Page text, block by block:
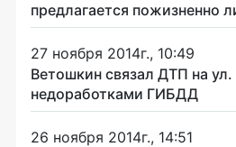
предлагается пожизненно
27 ноября 2014г., 10:49
Ветошкин связал ДТП на
недоработками ГИБДД
26 ноября 2014г., 14:51